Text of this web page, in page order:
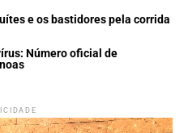
e os bastidores pela corrida
Número oficial de